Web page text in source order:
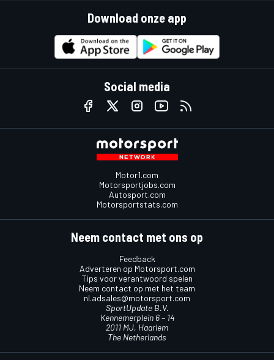
Download onze app
Social media
Motor1.com
Motorsportjobs.com
Autosport.com
Motorsportstats.com
Neem contact met ons op
Feedback
Adverteren op Motorsport.com
Tips voor verantwoord spelen
Neem contact op met het team
nl.adsales@motorsport.com
SportUpdate B.V.
Kennemerplein 6 – 14
2011 MJ, Haarlem
The Netherlands